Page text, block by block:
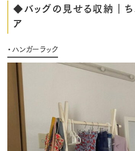
◆バッグの見せる収納｜ち
ア
・ハンガーラック